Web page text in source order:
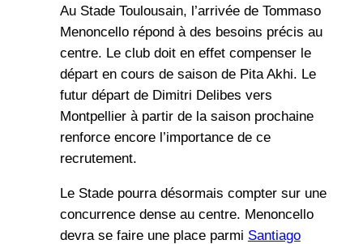
Au Stade Toulousain, l’arrivée de Tommaso
Menoncello répond à des besoins précis au
centre. Le club doit en effet compenser le
départ en cours de saison de Pita Akhi. Le
futur départ de Dimitri Delibes vers
Montpellier à partir de la saison prochaine
renforce encore l’importance de ce
recrutement.
Le Stade pourra désormais compter sur une
concurrence dense au centre. Menoncello
devra se faire une place parmi Santiago